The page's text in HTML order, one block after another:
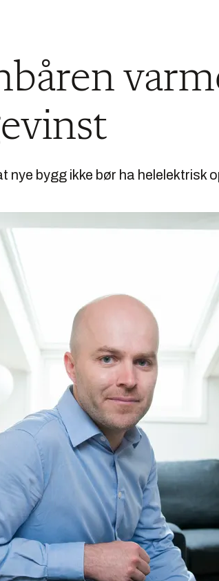
nye bygg ikke bør ha helelektrisk